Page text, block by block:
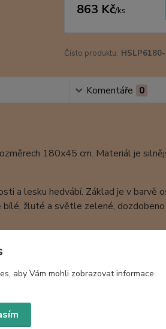
863 Kč/ks
Číslo produktu:
Komentáře 0
180x45 cm. Materiál je
a lesku hedvábí. Základ je v
žluté a světle zelené,
vyrobím podobný, který
z vlnité lepenky s průhledem, kterou
aby Vám mohli zobrazovat informace